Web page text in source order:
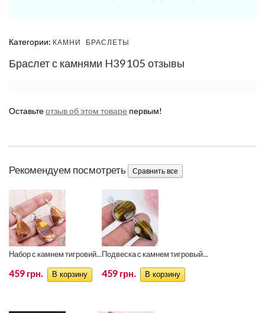
Категории: КАМНИ БРАСЛЕТЫ
Браслет с камнями H39105 отзывы
Оставьтеотзыв об этом товаре первым!
Рекомендуем посмотреть
Набор с камнем тигровий...
459 грн.
Подвеска с камнем тигровый...
459 грн.